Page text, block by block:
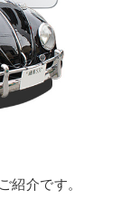
介です。